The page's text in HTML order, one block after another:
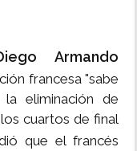
Armando
francesa "sabe
eliminación de
cuartos de final
que el francés